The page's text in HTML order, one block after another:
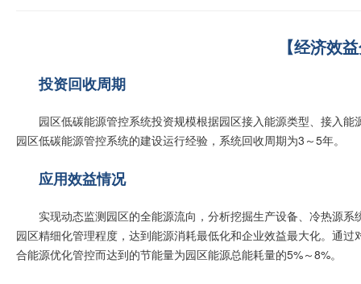
【经济效
投资回收周期
园区低碳能源管控系统投资规模根据园区接入能源类型、接入
园区低碳能源管控系统的建设运行经验，系统回收周期为3～5年。
应用效益情况
实现动态监测园区的全能源流向，分析挖掘生产设备、冷热源
园区精细化管理程度，达到能源消耗最低化和企业效益最大化。通
合能源优化管控而达到的节能量为园区能源总能耗量的5%～8%。